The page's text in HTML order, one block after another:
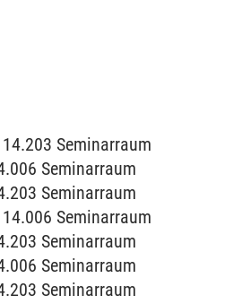
Seminarraum
Seminarraum
Seminarraum
Seminarraum
Seminarraum
Seminarraum
Seminarraum